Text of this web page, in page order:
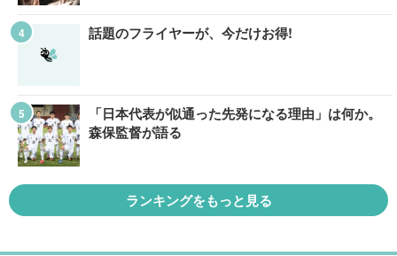
話題のフライヤーが、今だけお得!
「日本代表が似通った先発になる理由」は何か。
森保監督が語る
ランキングをもっと見る